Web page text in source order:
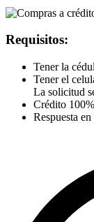
Requisitos:
Tener la
Tener el
La solicitud
Crédito
Respuesta